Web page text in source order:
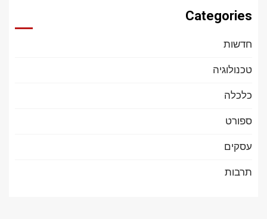
Categories
חדשות
טכנולוגיה
כלכלה
ספורט
עסקים
תרבות